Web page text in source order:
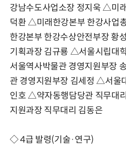
강남수도사업소장 정지욱△미
덕환△미래한강본부 한강사업
한강본부 한강수상안전부장 황
기획과장 김규룡 △서울시립대
서울역사박물관 경영지원부장
관 경영지원부장 김세정△서울
인호△약자동행담당관 직무대
지원과장 직무대리 김동은
◇ 4급 발령(기술·연구)